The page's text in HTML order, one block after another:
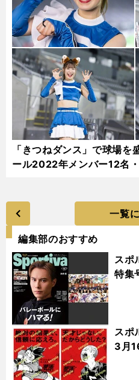
「きつねダンス」で球場
ール2022年メンバー12名
一覧
編集部のおすすめ
スポ
特
ス
3月